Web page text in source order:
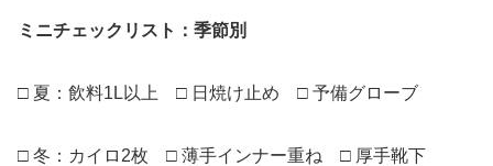
ミニチェックリスト：季節別
□ 夏：飲料1L以上 □ 日焼け止め □ 予備グローブ
□ 冬：カイロ2枚 □ 薄手インナー重ね □ 厚手靴下